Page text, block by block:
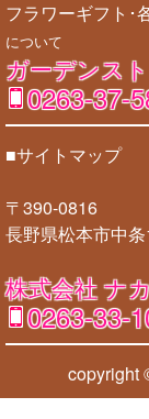
フラワーギフト･
について
ガーデンス
0263-37-
■サイトマップ
〒390-0816
長野県松本市中
株式会社 ナ
0263-33-
copyright